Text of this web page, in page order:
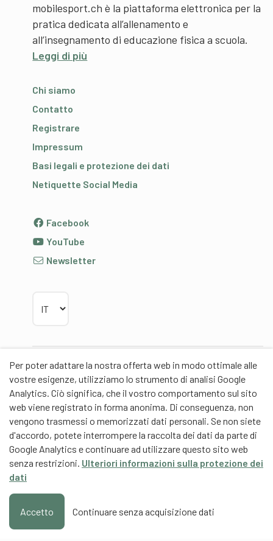
Per poter adattare la nostra offerta web in modo ottimale alle
vostre esigenze, utilizziamo lo strumento di analisi Google
Analytics. Ciò significa, che il vostro comportamento sul sito
web viene registrato in forma anonima. Di conseguenza, non
vengono trasmessi o memorizzati dati personali. Se non siete
d'accordo, potete interrompere la raccolta dei dati da parte di
Google Analytics e continuare ad utilizzare questo sito web
senza restrizioni. Ulteriori informazioni sulla protezione dei
dati
Accetto Continuare senza acquisizione dati
mobilesport.ch è la piattaforma elettronica per la
pratica dedicata all’allenamento e
all’insegnamento di educazione fisica a scuola.
Leggi di più
Chi siamo
Contatto
Registrare
Impressum
Basi legali e protezione dei dati
Netiquette Social Media
Facebook
YouTube
Newsletter
Partner
Partner di contenuti
Scuola universitaria federale dello Sport Macolin